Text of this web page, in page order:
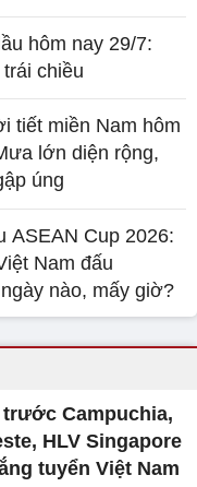
hôm nay 29/7:
chiều
tiết miền Nam hôm
lớn diện rộng,
úng
ASEAN Cup 2026:
Nam đấu
nào, mấy giờ?
trước Campuchia,
HLV Singapore
tuyển Việt Nam